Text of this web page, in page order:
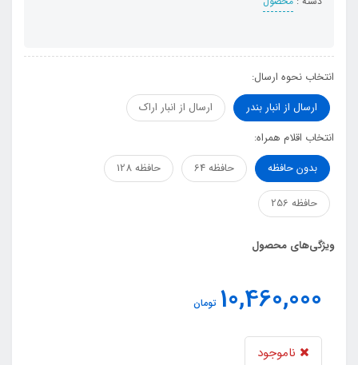
انتخاب نحوه ارسال:
ارسال از انبار بندر
ارسال از انبار اراک
انتخاب اقلام همراه:
بدون حافظه
حافظه 64 حافظه 128
حافظه 256
ویژگی‌های محصول
10,460,000 تومان
ناموجود